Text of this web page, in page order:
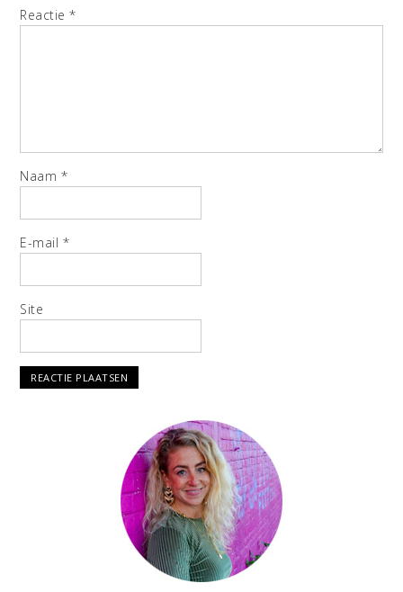
Reactie*
Naam *
E-mail *
Site